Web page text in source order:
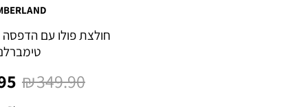
חולצת פולו עם הדפסה
₪
מחיר
349.90 ₪